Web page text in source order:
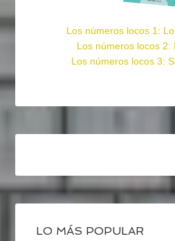
Los números locos 1:
Los números locos 2:
Los números locos 3:
LO MÁS POPULAR